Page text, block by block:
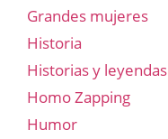
Grandes mujeres
Historia
Historias y leyendas
Homo Zapping
Humor